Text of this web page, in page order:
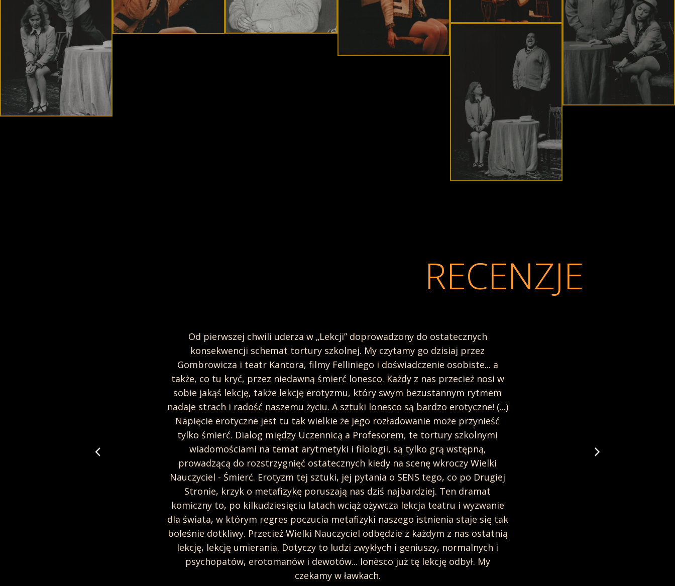
RECENZJE
Od pierwszej chwili uderza w „Lekcji” doprowadzony do ostatecznych
konsekwencji schemat tortury szkolnej. My czytamy go dzisiaj przez
Gombrowicza i teatr Kantora, filmy Felliniego i doświadczenie osobiste... a
także, co tu kryć, przez niedawną śmierć lonesco. Każdy z nas przecież nosi w
sobie jakąś lekcję, także lekcję erotyzmu, który swym bezustannym rytmem
nadaje strach i radość naszemu życiu. A sztuki lonesco są bardzo erotyczne! (...)
Napięcie erotyczne jest tu tak wielkie że jego rozładowanie może przynieść
tylko śmierć. Dialog między Uczennicą a Profesorem, te tortury szkolnymi
wiadomościami na temat arytmetyki i filologii, są tylko grą wstępną,
prowadzącą do rozstrzygnięć ostatecznych kiedy na scenę wkroczy Wielki
Nauczyciel - Śmierć. Erotyzm tej sztuki, jej pytania o SENS tego, co po Drugiej
Stronie, krzyk o metafizykę poruszają nas dziś najbardziej. Ten dramat
komiczny to, po kilkudziesięciu latach wciąż ożywcza lekcja teatru i wyzwanie
dla świata, w którym regres poczucia metafizyki naszego istnienia staje się tak
boleśnie dotkliwy. Przecież Wielki Nauczyciel odbędzie z każdym z nas ostatnią
lekcję, lekcję umierania. Dotyczy to ludzi zwykłych i geniuszy, normalnych i
psychopatów, erotomanów i dewotów... Ionèsco już tę lekcję odbył. My
czekamy w ławkach.